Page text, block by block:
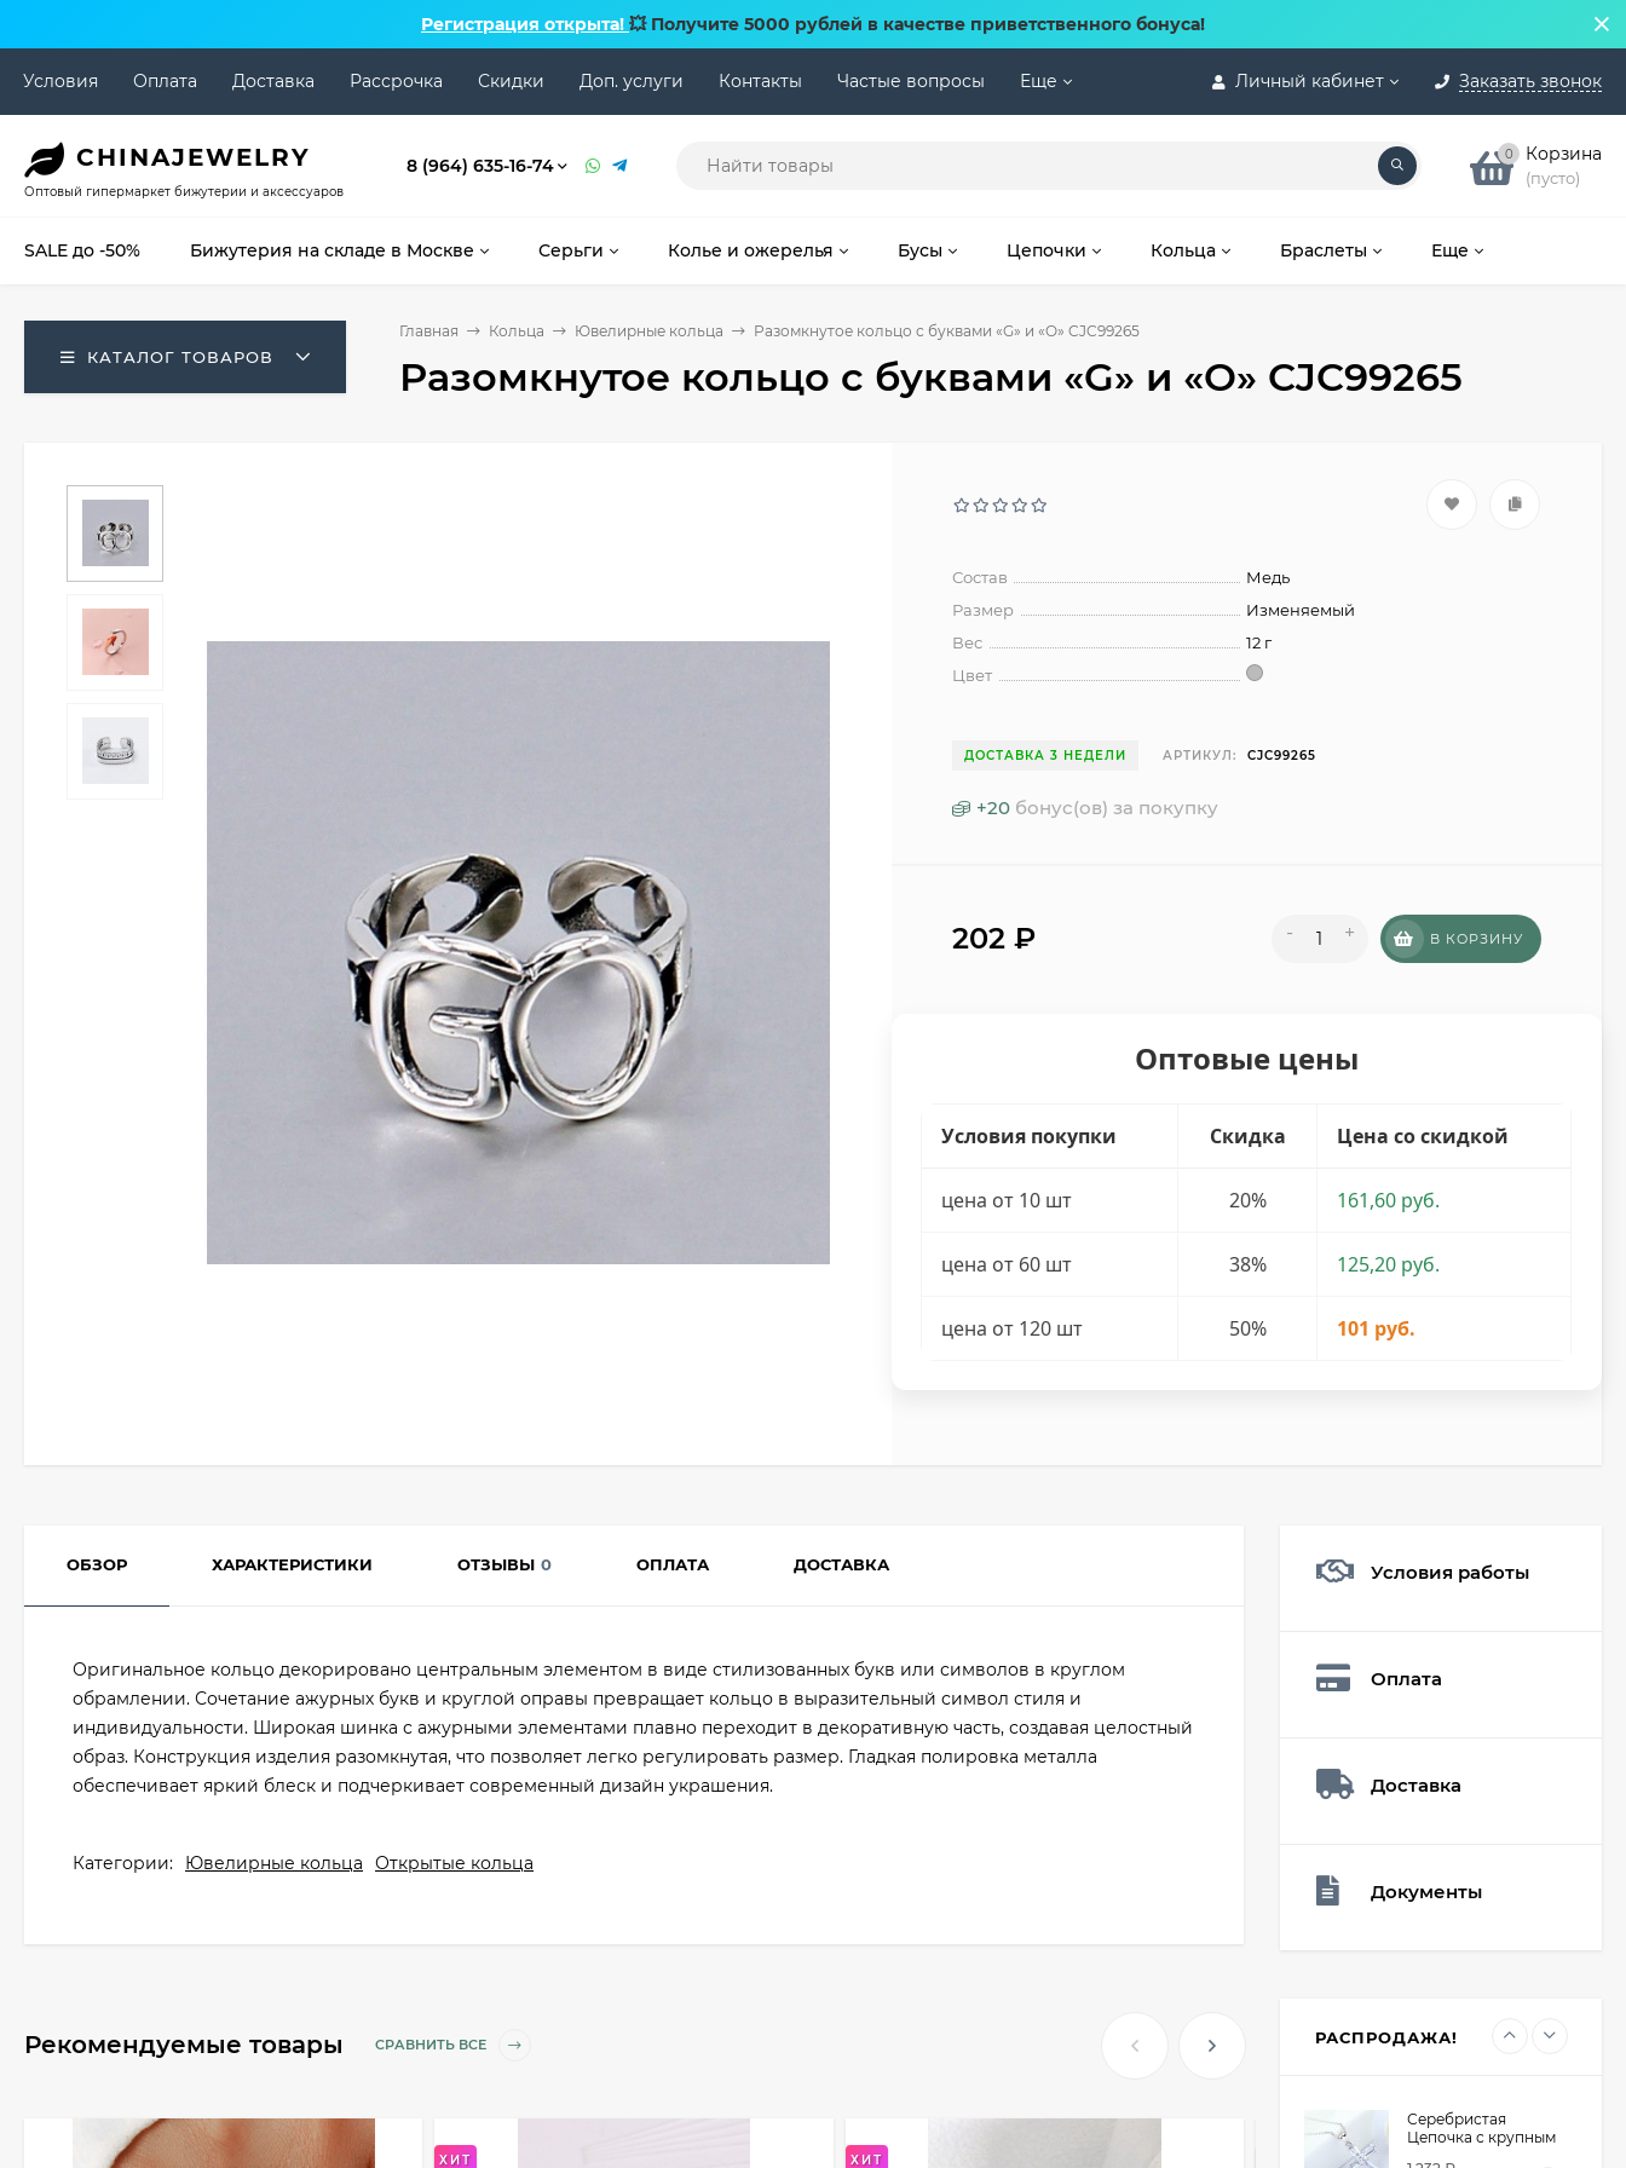
Регистрация открыта! 💥 Получите 5000 рублей в качестве приветственного бонуса!
Личный кабинет Заказать звонок
Условия Оплата Доставка Рассрочка Скидки Доп. услуги Контакты Частые вопросы Еще
CHINAJEWELRY
Оптовый гипермаркет бижутерии и аксессуаров
8 (964) 635-16-74 0 Корзина
(пусто)
SALE до -50% Бижутерия на складе в Москве Серьги Колье и ожерелья Бусы Цепочки Кольца Браслеты Еще
КАТАЛОГ ТОВАРОВ
Главная Кольца Ювелирные кольца Разомкнутое кольцо с буквами «G» и «O» CJC99265
Разомкнутое кольцо с буквами «G» и «O» CJC99265
Состав
Медь
Размер
Изменяемый
Вес
12 г
Цвет
ДОСТАВКА 3 НЕДЕЛИ АРТИКУЛ: CJC99265
+20 бонус(ов) за покупку
202₽ - + В КОРЗИНУ
Оптовые цены
Условия покупки Скидка Цена со скидкой
цена от 10 шт 20% 161,60 руб.
цена от 60 шт 38% 125,20 руб.
цена от 120 шт 50% 101 руб.
ОБЗОР ХАРАКТЕРИСТИКИ ОТЗЫВЫ 0 ОПЛАТА ДОСТАВКА
Оригинальное кольцо декорировано центральным элементом в виде стилизованных букв или символов в круглом
обрамлении. Сочетание ажурных букв и круглой оправы превращает кольцо в выразительный символ стиля и
индивидуальности. Широкая шинка с ажурными элементами плавно переходит в декоративную часть, создавая целостный
образ. Конструкция изделия разомкнутая, что позволяет легко регулировать размер. Гладкая полировка металла
обеспечивает яркий блеск и подчеркивает современный дизайн украшения.
Категории: Ювелирные кольца Открытые кольца
Рекомендуемые товары СРАВНИТЬ ВСЕ
ХИТ ХИТ
Условия работы
Оплата
Доставка
Документы
РАСПРОДАЖА!
19₽
Мешочек (5*7см)
Серебристая
Цепочка с крупным